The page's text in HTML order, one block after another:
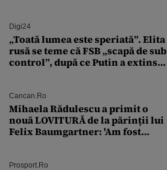
Digi24
„Toată lumea este speriată”. Elita
rusă se teme că FSB „scapă de sub
control”, după ce Putin a extins
Cancan.ro
Mihaela Rădulescu a primit o
nouă LOVITURĂ de la părinții lui
Felix Baumgartner: 'Am fost
Prosport.ro